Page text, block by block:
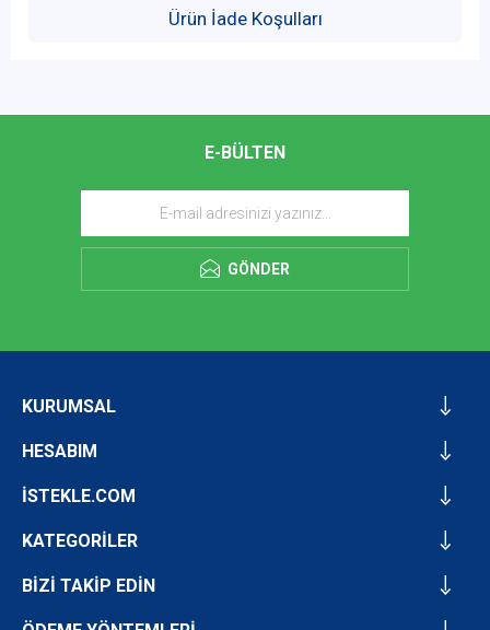
Ürün İade Koşulları
E-BÜLTEN
GÖNDER
KURUMSAL
HESABIM
İSTEKLE.COM
KATEGORİLER
BİZİ TAKİP EDİN